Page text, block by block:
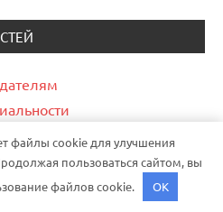
файлы cookie для улучшения
пользоваться сайтом, вы
файлов cookie.
OK